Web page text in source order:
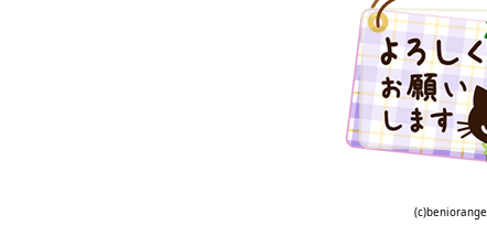
(c)beniorange